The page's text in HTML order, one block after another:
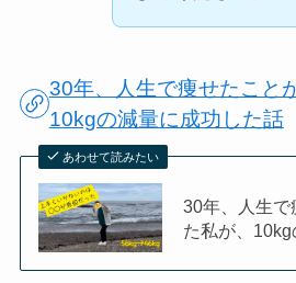
30年、人生で痩せたこと
10kgの減量に成功した話
あわせて読みたい
30年、人生で
た私が、